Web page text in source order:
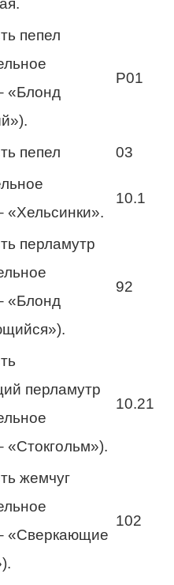
пепел
«Блонд
P01
пепел
03
«Хельсинки».
10.1
перламутр
«Блонд
92
перламутр
«Стокгольм»).
10.21
жемчуг
«Сверкающие
102